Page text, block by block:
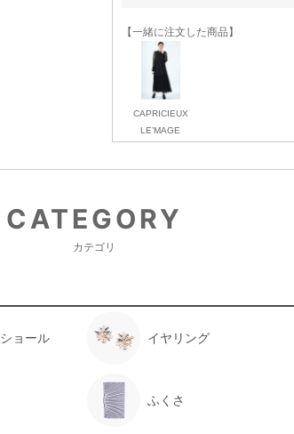
【一緒に注文した商品】
CAPRICIEUX
LE’MAGE
体重があり大きいのでサイズが合
【一緒に注文した商品】
CATEGORY
カテゴリ
ョール イヤリング
ふくさ